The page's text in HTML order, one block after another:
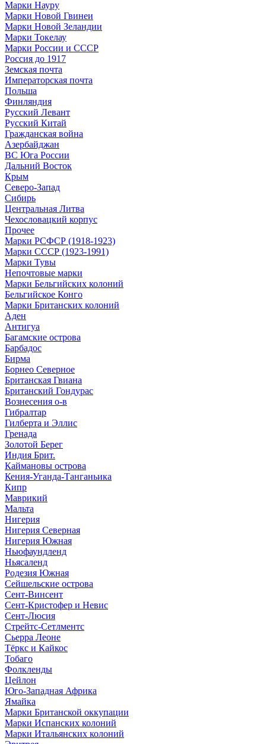
Марки Науру
Марки Новой Гвинеи
Марки Новой Зеландии
Марки Токелау
Марки России и СССР
Россия до 1917
Земская почта
Императорская почта
Польша
Финляндия
Русский Левант
Русский Китай
Гражданская война
Азербайджан
ВС Юга России
Дальний Восток
Крым
Северо-Запад
Сибирь
Центральная Литва
Чехословацкий корпус
Прочее
Марки РСФСР (1918-1923)
Марки СССР (1923-1991)
Марки Тувы
Непочтовые марки
Марки Бельгийских колоний
Бельгийское Конго
Марки Британских колоний
Аден
Антигуа
Багамские острова
Барбадос
Бирма
Борнео Северное
Британская Гвиана
Британский Гондурас
Вознесения о-в
Гибралтар
Гилберта и Эллис
Гренада
Золотой Берег
Индия Брит.
Каймановы острова
Кения-Уганда-Танганьика
Кипр
Маврикий
Мальта
Нигерия
Нигерия Северная
Нигерия Южная
Ньюфаундленд
Ньясаленд
Родезия Южная
Сейшельские острова
Сент-Винсент
Сент-Кристофер и Невис
Сент-Люсия
Стрейтс-Сетлментс
Сьерра Леоне
Тёркс и Кайкос
Тобаго
Фолкленды
Цейлон
Юго-Западная Африка
Ямайка
Марки Британской оккупации
Марки Испанских колоний
Марки Итальянских колоний